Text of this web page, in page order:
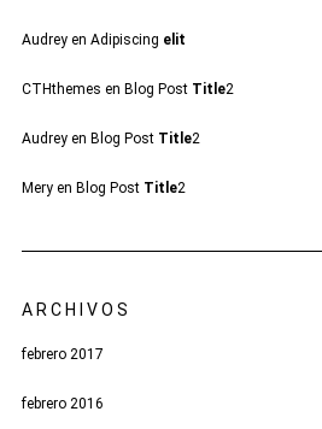
Audreyen Adipiscing elit
CTHthemes en Blog Post Title2
Audreyen Blog Post Title2
Meryen Blog Post Title2
ARCHIVOS
febrero 2017
febrero 2016